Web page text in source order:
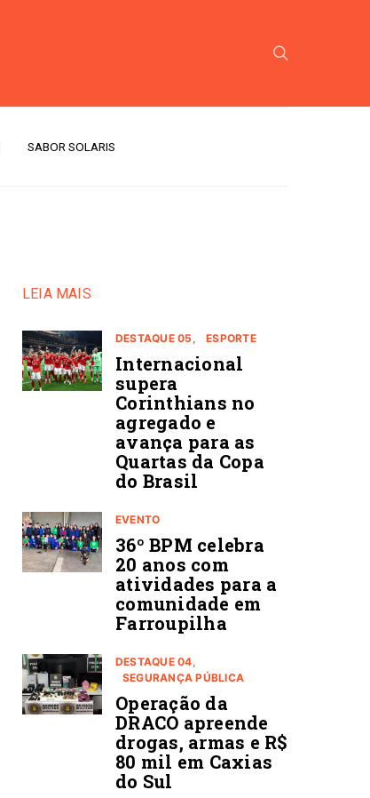
SABOR SOLARIS
LEIA MAIS
DESTAQUE 05 ESPORTE
Internacional
supera
Corinthians no
agregado e
avança para as
Quartas da Copa
do Brasil
EVENTO
36º BPM celebra
20 anos com
atividades para a
comunidade em
Farroupilha
DESTAQUE 04
SEGURANÇA PÚBLICA
Operação da
DRACO apreende
drogas, armas e R$
80 mil em Caxias
do Sul